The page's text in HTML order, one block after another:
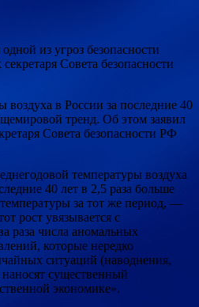
из угроз безопасности
Совета безопасности
воздуха в России за последние 40
тренд. Об этом заявил
Совета безопасности РФ
температуры воздуха
40 лет в 2,5 раза больше
температуры за тот же период, —
рост увязывается с
раза числа аномальных
которые нередко
ситуаций (наводнения,
существенный
экономике».